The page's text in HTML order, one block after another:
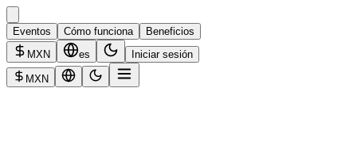
Eventos Cómo funciona
Beneficios
MXN
es Iniciar sesión
MXN